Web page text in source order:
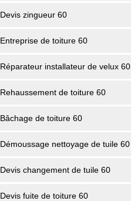
Devis zingueur 60
Entreprise de toiture 60
Réparateur installateur de velux 60
Rehaussement de toiture 60
Bâchage de toiture 60
Démoussage nettoyage de tuile 60
Devis changement de tuile 60
Devis fuite de toiture 60